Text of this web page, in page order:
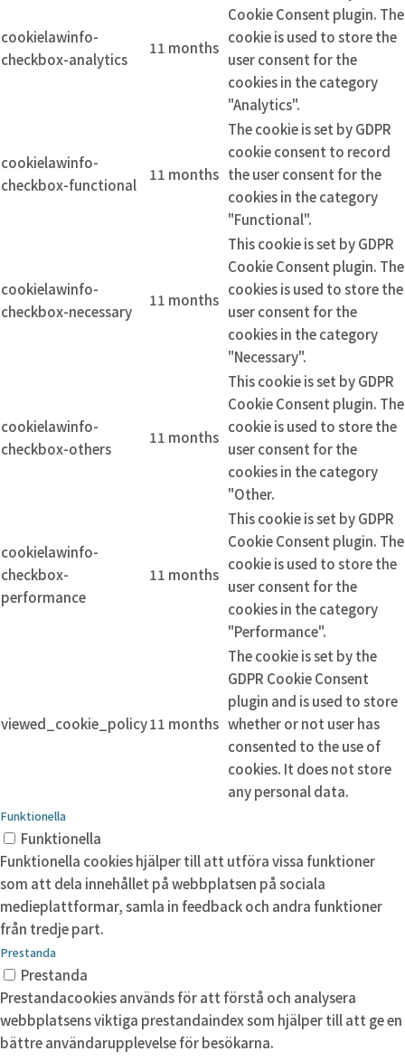
cookielawinfo-
checkbox-analytics
11 months
Cookie Consent plugin. The
cookie is used to store the
user consent for the
cookies in the category
"Analytics".
cookielawinfo-
checkbox-functional
11 months
The cookie is set by GDPR
cookie consent to record
the user consent for the
cookies in the category
"Functional".
cookielawinfo-
checkbox-necessary
11 months
This cookie is set by GDPR
Cookie Consent plugin. The
cookies is used to store the
user consent for the
cookies in the category
"Necessary".
cookielawinfo-
checkbox-others
11 months
This cookie is set by GDPR
Cookie Consent plugin. The
cookie is used to store the
user consent for the
cookies in the category
"Other.
cookielawinfo-
checkbox-
performance
11 months
This cookie is set by GDPR
Cookie Consent plugin. The
cookie is used to store the
user consent for the
cookies in the category
"Performance".
viewed_cookie_policy11 months
The cookie is set by the
GDPR Cookie Consent
plugin and is used to store
whether or not user has
consented to the use of
cookies. It does not store
any personal data.
Funktionella
Funktionella
Funktionella cookies hjälper till att utföra vissa funktioner
som att dela innehållet på webbplatsen på sociala
medieplattformar, samla in feedback och andra funktioner
från tredje part.
Prestanda
Prestanda
Prestandacookies används för att förstå och analysera
webbplatsens viktiga prestandaindex som hjälper till att ge en
bättre användarupplevelse för besökarna.